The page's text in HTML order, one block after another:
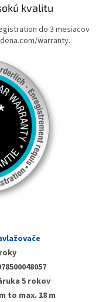
kvalitu
do 3 mesiacov
warranty.
5 rokov
to max. 18 m